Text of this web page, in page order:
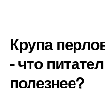
Крупа
- что
полезнее?